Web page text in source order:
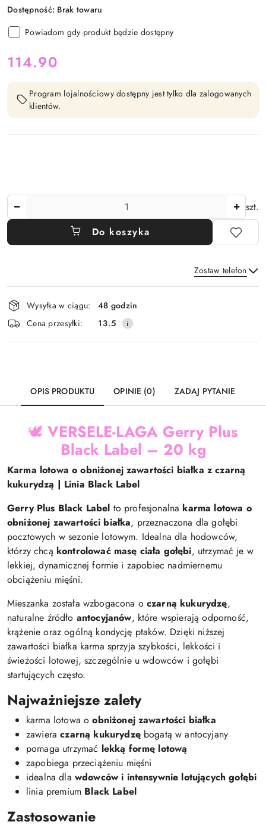
Dostępność: Brak towaru
Powiadom gdy produkt będzie dostępny
cena:
114.90
Program lojalnościowy dostępny jest tylko dla zalogowanych
klientów.
szt.
Do koszyka
Zostaw telefon
Wyślij
Dostępność
i
dostawa
Wysyłka w ciągu:
48 godzin
Cena przesyłki:
13.5
OPIS PRODUKTU OPINIE (0) ZADAJ PYTANIE
🕊️ VERSELE-LAGA Gerry Plus
Black Label – 20 kg
Karma lotowa o obniżonej zawartości białka z czarną
kukurydzą | Linia Black Label
Gerry Plus Black Label to profesjonalna karma lotowa o
obniżonej zawartości białka, przeznaczona dla gołębi
pocztowych w sezonie lotowym. Idealna dla hodowców,
którzy chcą kontrolować masę ciała gołębi, utrzymać je w
lekkiej, dynamicznej formie i zapobiec nadmiernemu
obciążeniu mięśni.
Mieszanka została wzbogacona o czarną kukurydzę,
naturalne źródło antocyjanów, które wspierają odporność,
krążenie oraz ogólną kondycję ptaków. Dzięki niższej
zawartości białka karma sprzyja szybkości, lekkości i
świeżości lotowej, szczególnie u wdowców i gołębi
startujących często.
Najważniejsze zalety
karma lotowa oobniżonej zawartości białka
zawieraczarną kukurydzębogatą w antocyjany
pomaga utrzymać lekką formę lotową
zapobiega przeciążeniu mięśni
idealna dla wdowców i intensywnie lotujących gołębi
linia premium Black Label
Zastosowanie